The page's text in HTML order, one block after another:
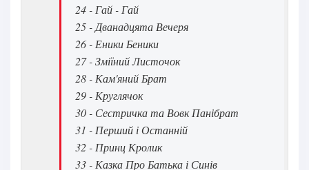
24 - Гай - Гай
25 - Дванадцята Вечеря
26 - Еники Беники
27 - Зміїний Листочок
28 - Кам'яний Брат
29 - Круглячок
30 - Сестричка та Вовк Панібрат
31 - Перший і Останній
32 - Принц Кролик
33 - Казка Про Батька і Синів